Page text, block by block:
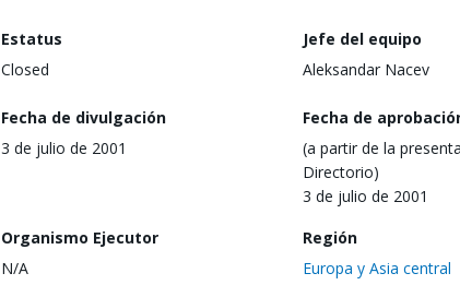
Estatus
Closed
Jefe del equipo
Aleksandar Nacev
Fecha de divulgación
3 de julio de 2001
Fecha de
(a partir de la
Directorio)
3 de julio de 2001
Organismo Ejecutor
N/A
Región
Europa y Asia central